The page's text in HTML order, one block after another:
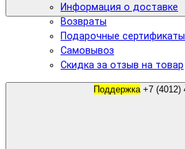
Информация о доставке
Возвраты
Подарочные сертификаты
Самовывоз
Скидка за отзыв на товар
Поддержка